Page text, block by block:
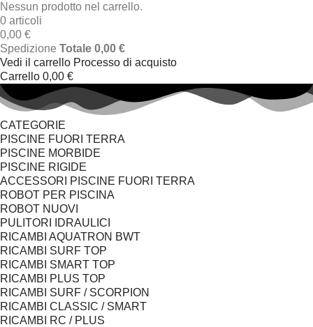
Nessun prodotto nel carrello.
0 articoli
0,00 €
Spedizione Totale 0,00 €
Vedi il carrello Processo di acquisto
Carrello 0,00 €
CATEGORIE
PISCINE FUORI TERRA
PISCINE MORBIDE
PISCINE RIGIDE
ACCESSORI PISCINE FUORI TERRA
ROBOT PER PISCINA
ROBOT NUOVI
PULITORI IDRAULICI
RICAMBI AQUATRON BWT
RICAMBI SURF TOP
RICAMBI SMART TOP
RICAMBI PLUS TOP
RICAMBI SURF / SCORPION
RICAMBI CLASSIC / SMART
RICAMBI RC / PLUS